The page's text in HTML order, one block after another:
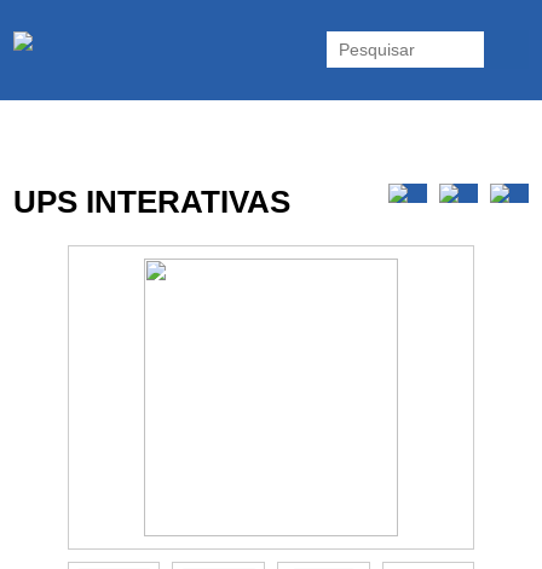
Inversores e acessórios. Portugal.
UPS INTERATIVAS